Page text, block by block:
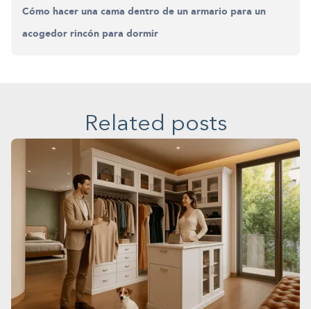
Cómo hacer una cama dentro de un armario para un
acogedor rincón para dormir
Related posts